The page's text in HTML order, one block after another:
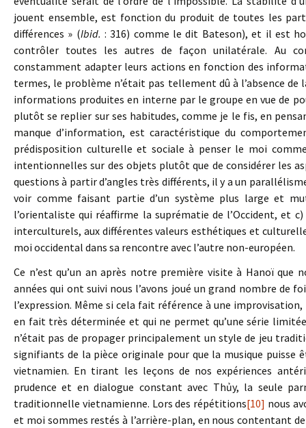
jouent ensemble, est fonction du produit de toutes les
différences » (Ibid. : 316) comme le dit Bateson), et il est
contrôler toutes les autres de façon unilatérale. Au
constamment adapter leurs actions en fonction des
termes, le problème n’était pas tellement dû à l’absence
informations produites en interne par le groupe en vue de
plutôt se replier sur ses habitudes, comme je le fis, en
manque d’information, est caractéristique du
prédisposition culturelle et sociale à penser le moi
intentionnelles sur des objets plutôt que de considérer les
questions à partir d’angles très différents, il y a un
voir comme faisant partie d’un système plus large et
l’orientaliste qui réaffirme la suprématie de l’Occident, et
interculturels, aux différentes valeurs esthétiques et
moi occidental dans sa rencontre avec l’autre non-européen.
Ce n’est qu’un an après notre première visite à Hanoï que
années qui ont suivi nous l’avons joué un grand nombre de
l’expression. Même si cela fait référence à une improvisation,
en fait très déterminée et qui ne permet qu’une série
n’était pas de propager principalement un style de jeu
signifiants de la pièce originale pour que la musique puisse
vietnamien. En tirant les leçons de nos expériences
prudence et en dialogue constant avec Thủy, la seule
traditionnelle vietnamienne. Lors des répétitions[10] nous
et moi sommes restés à l’arrière-plan, en nous contentant